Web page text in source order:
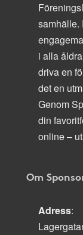
samhälle.
i alla
driva en
det en
Genom
din
online –
Om
Adress: